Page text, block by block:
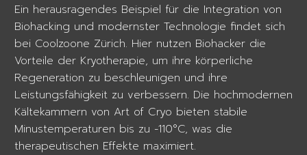
Ein herausragendes Beispiel für die Integration von
Biohacking und modernster Technologie findet sich
bei Coolzoone Zürich. Hier nutzen Biohacker die
Vorteile der Kryotherapie, um ihre körperliche
Regeneration zu beschleunigen und ihre
Leistungsfähigkeit zu verbessern. Die hochmodernen
Kältekammern von Art of Cryo bieten stabile
Minustemperaturen bis zu -110°C, was die
therapeutischen Effekte maximiert.